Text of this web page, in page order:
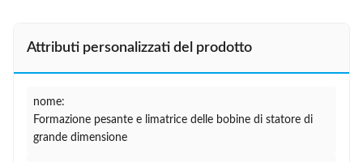
Attributi personalizzati del prodotto
nome:
Formazione pesante e limatrice delle bobine di statore di
grande dimensione